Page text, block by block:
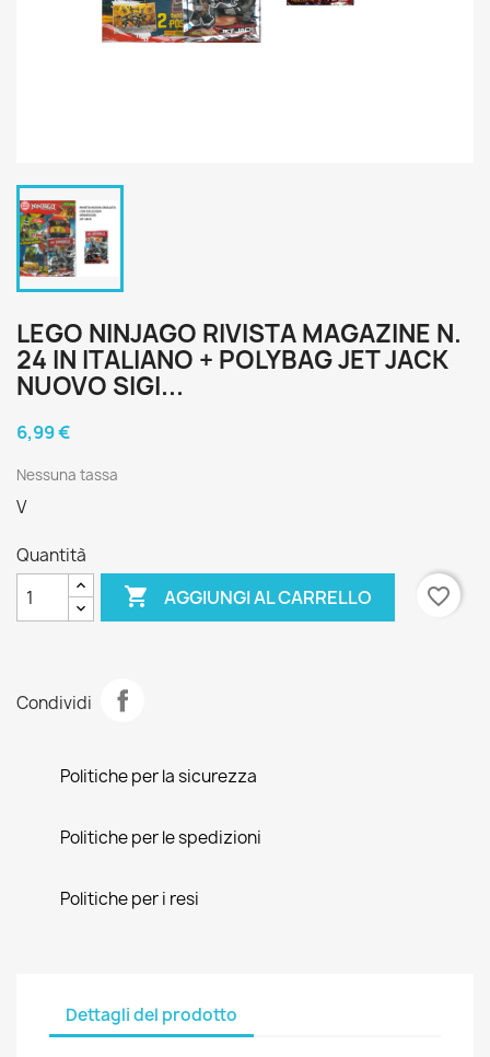
LEGO NINJAGO RIVISTA MAGAZINE N.
24 IN ITALIANO + POLYBAG JET JACK
NUOVO SIGI...
6,99 €
Nessuna tassa
V
Quantità
 AGGIUNGI AL CARRELLO favorite_border
Condividi
Politiche per la sicurezza
Politiche per le spedizioni
Politiche per i resi
Dettagli del prodotto